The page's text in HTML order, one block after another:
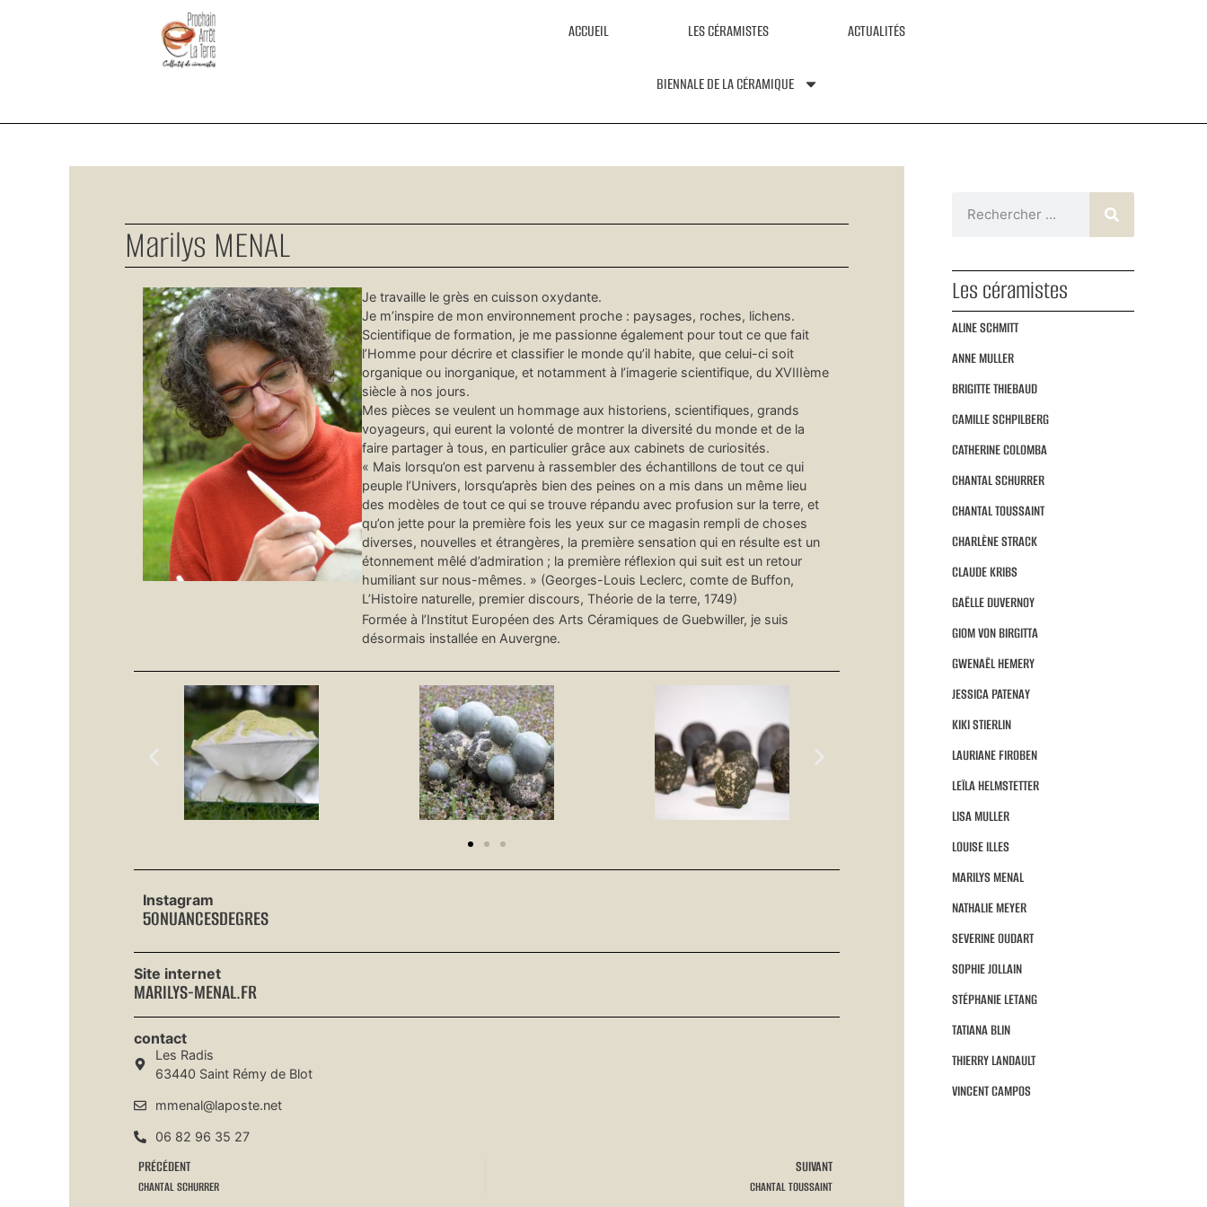
ACCUEIL LES CÉRAMISTES ACTUALITÉS
BIENNALE DE LA CÉRAMIQUE
Marilys MENAL
Je travaille le grès en cuisson oxydante.
Je m’inspire de mon environnement proche : paysages, roches, lichens.
Scientifique de formation, je me passionne également pour tout ce que fait
l’Homme pour décrire et classifier le monde qu’il habite, que celui-ci soit
organique ou inorganique, et notamment à l’imagerie scientifique, du XVIIIème
siècle à nos jours.
Mes pièces se veulent un hommage aux historiens, scientifiques, grands
voyageurs, qui eurent la volonté de montrer la diversité du monde et de la
faire partager à tous, en particulier grâce aux cabinets de curiosités.
« Mais lorsqu’on est parvenu à rassembler des échantillons de tout ce qui
peuple l’Univers, lorsqu’après bien des peines on a mis dans un même lieu
des modèles de tout ce qui se trouve répandu avec profusion sur la terre, et
qu’on jette pour la première fois les yeux sur ce magasin rempli de choses
diverses, nouvelles et étrangères, la première sensation qui en résulte est un
étonnement mêlé d’admiration ; la première réflexion qui suit est un retour
humiliant sur nous-mêmes. » (Georges-Louis Leclerc, comte de Buffon,
L’Histoire naturelle, premier discours, Théorie de la terre, 1749)
Formée à l’Institut Européen des Arts Céramiques de Guebwiller, je suis
désormais installée en Auvergne.
Instagram
50NUANCESDEGRES
Site internet
MARILYS-MENAL.FR
contact
Les Radis
63440 Saint Rémy de Blot
mmenal@laposte.net
06 82 96 35 27
PRÉCÉDENT
CHANTAL SCHURRER
SUIVANT
CHANTAL TOUSSAINT
Les céramistes
ALINE SCHMITT
ANNE MULLER
BRIGITTE THIEBAUD
CAMILLE SCHPILBERG
CATHERINE COLOMBA
CHANTAL SCHURRER
CHANTAL TOUSSAINT
CHARLÈNE STRACK
CLAUDE KRIBS
GAËLLE DUVERNOY
GIOM VON BIRGITTA
GWENAËL HEMERY
JESSICA PATENAY
KIKI STIERLIN
LAURIANE FIROBEN
LEÏLA HELMSTETTER
LISA MULLER
LOUISE ILLES
MARILYS MENAL
NATHALIE MEYER
SEVERINE OUDART
SOPHIE JOLLAIN
STÉPHANIE LETANG
TATIANA BLIN
THIERRY LANDAULT
VINCENT CAMPOS